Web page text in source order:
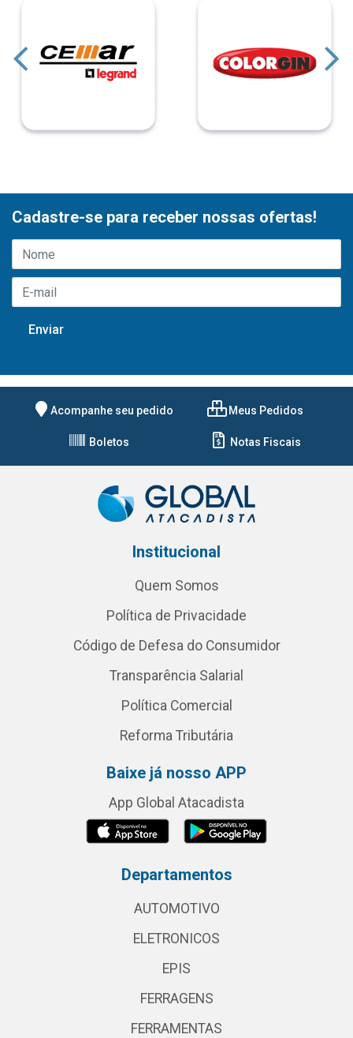
Cadastre-se para receber nossas ofertas!
Acompanhe seu pedido Meus Pedidos
Boletos Notas Fiscais
Institucional
Quem Somos
Política de Privacidade
Código de Defesa do Consumidor
Transparência Salarial
Política Comercial
Reforma Tributária
Baixe já nosso APP
App Global Atacadista
Departamentos
AUTOMOTIVO
ELETRONICOS
EPIS
FERRAGENS
FERRAMENTAS